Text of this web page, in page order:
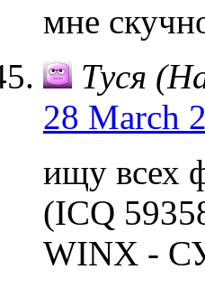
мне
Туся
28 March
ищу всех
(ICQ
WINX -